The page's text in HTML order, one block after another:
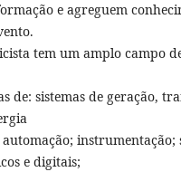
e agreguem
tem um amplo campo
de: sistemas de geração,
instrumentação;
e digitais;